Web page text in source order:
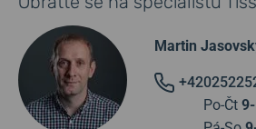
Martin
Po-Čt